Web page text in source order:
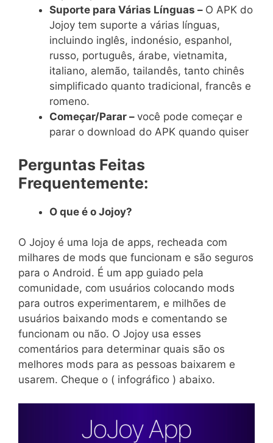
Suporte para Várias Línguas – O APK do
Jojoy tem suporte a várias línguas,
incluindo inglês, indonésio, espanhol,
russo, português, árabe, vietnamita,
italiano, alemão, tailandês, tanto chinês
simplificado quanto tradicional, francês e
romeno.
Começar/Parar – você pode começar e
parar o download do APK quando quiser
Perguntas Feitas
Frequentemente:
O que é o Jojoy?
O Jojoy é uma loja de apps, recheada com
milhares de mods que funcionam e são seguros
para o Android. É um app guiado pela
comunidade, com usuários colocando mods
para outros experimentarem, e milhões de
usuários baixando mods e comentando se
funcionam ou não. O Jojoy usa esses
comentários para determinar quais são os
melhores mods para as pessoas baixarem e
usarem. Cheque o ( infográfico ) abaixo.